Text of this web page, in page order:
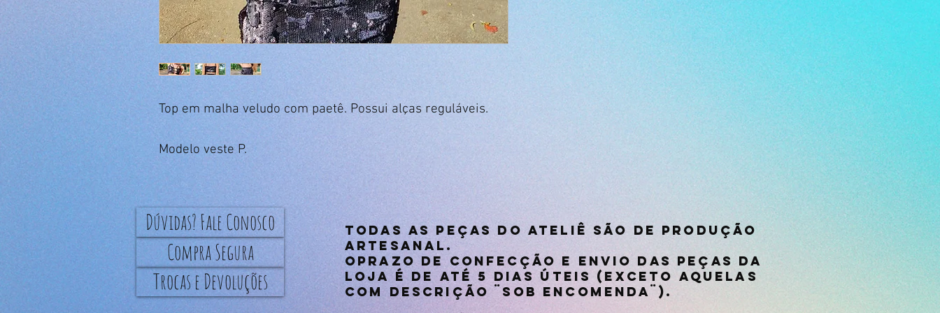
Top em malha veludo com paetê. Possui alças reguláveis.
Modelo veste P.
Dúvidas? Fale Conosco
Compra Segura
Trocas e Devoluções
Todas as peças do Ateliê são de produção
artesanal.
oprazo de confecção e envio das peças da
loja é de até 5 dias úteis (exceto aquelas
com descrição ¨sob encomenda¨).